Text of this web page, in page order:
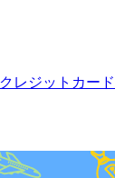
クレジットカード